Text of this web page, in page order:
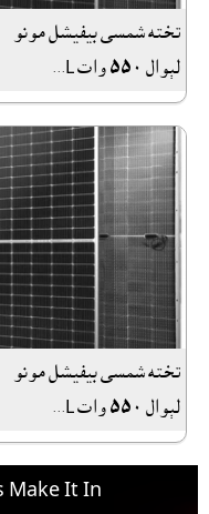
تخته شمسى بيفيشل مونو
لېوال ٥٥٠ وات L...
تخته شمسى بيفيشل مونو
لېوال ٥٥٠ وات L...
Make It In